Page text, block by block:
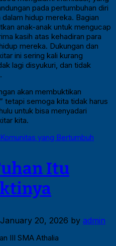
pada pertumbuhan diri
hidup mereka. Bagian
anak-anak untuk mengucap
kasih atas kehadiran para
mereka. Dukungan dan
ini sering kali kurang
lagi disyukuri, dan tidak
akan membuktikan
tetapi semoga kita tidak harus
untuk bisa menyadari
kita.
yang Bertumbuh
Itu
January 20, 2026 by admin
III SMA Athalia